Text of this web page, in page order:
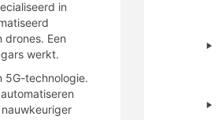
in
Een
werkt.
5G-technologie.